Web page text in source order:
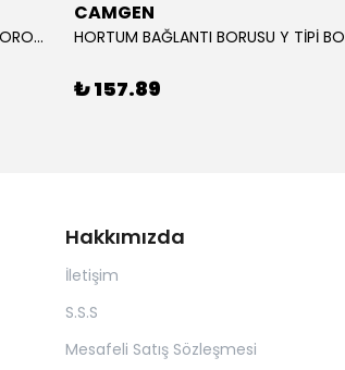
HORTUM BAĞLANTI BORUSU T TİPİ BOROSİLİKAT 10-11
CAMGEN
₺ 157.89
Hakkımızda
İletişim
S.S.S
Mesafeli Satış Sözleşmesi